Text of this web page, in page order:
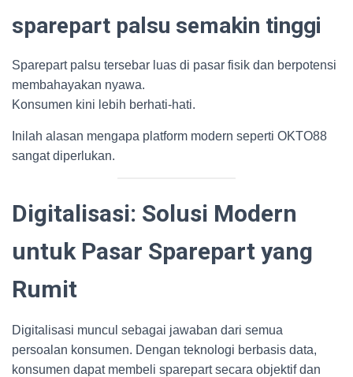
sparepart palsu semakin tinggi
Sparepart palsu tersebar luas di pasar fisik dan berpotensi
membahayakan nyawa.
Konsumen kini lebih berhati-hati.
Inilah alasan mengapa platform modern seperti OKTO88
sangat diperlukan.
Digitalisasi: Solusi Modern
untuk Pasar Sparepart yang
Rumit
Digitalisasi muncul sebagai jawaban dari semua
persoalan konsumen. Dengan teknologi berbasis data,
konsumen dapat membeli sparepart secara objektif dan